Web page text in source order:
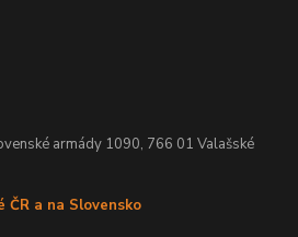
armády 1090, 766 01 Valašské
ČR a na Slovensko